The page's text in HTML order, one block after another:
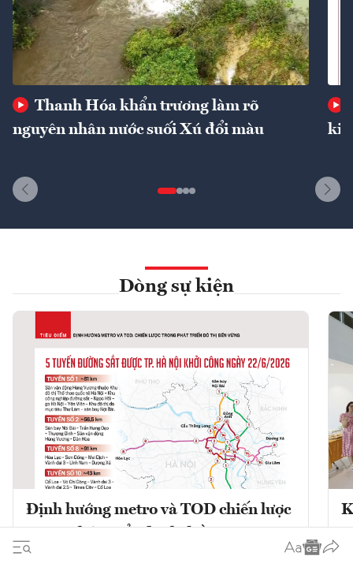
Thanh Hóa khẩn trương làm rõ
nguyên nhân nước suối Xú đổi màu
Dòng sự kiện
Định hướng metro và TOD chiến lược